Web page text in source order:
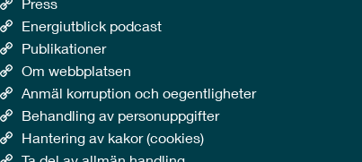
Energiutblick podcast
Publikationer
Om webbplatsen
Anmäl korruption och oegentligheter
Behandling av personuppgifter
Hantering av kakor (cookies)